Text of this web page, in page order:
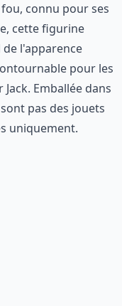
connu pour ses
cette figurine
l'apparence
pour les
Emballée dans
pas des jouets
uniquement.